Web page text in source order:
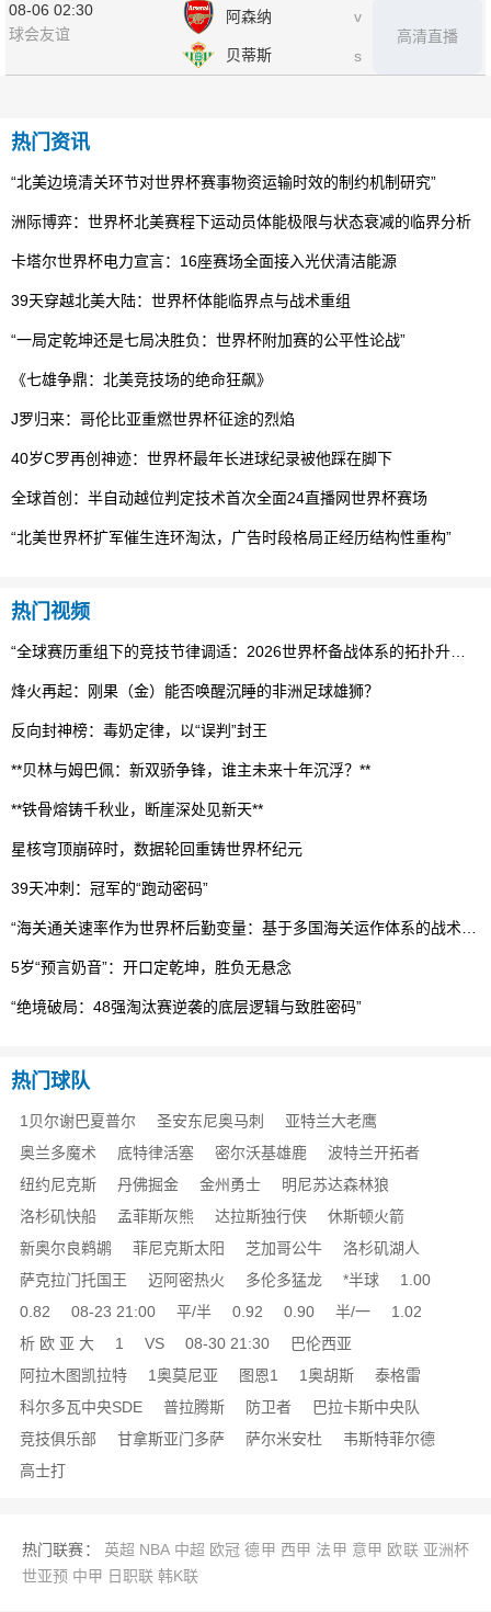
08-06 02:30
球会友谊
阿森纳
贝蒂斯
v
s
高清直播
热门资讯
“北美边境清关环节对世界杯赛事物资运输时效的制约机制研究”
洲际博弈：世界杯北美赛程下运动员体能极限与状态衰减的临界分析
卡塔尔世界杯电力宣言：16座赛场全面接入光伏清洁能源
39天穿越北美大陆：世界杯体能临界点与战术重组
“一局定乾坤还是七局决胜负：世界杯附加赛的公平性论战”
《七雄争鼎：北美竞技场的绝命狂飙》
J罗归来：哥伦比亚重燃世界杯征途的烈焰
40岁C罗再创神迹：世界杯最年长进球纪录被他踩在脚下
全球首创：半自动越位判定技术首次全面24直播网世界杯赛场
“北美世界杯扩军催生连环淘汰，广告时段格局正经历结构性重构”
热门视频
烽火再起：刚果（金）能否唤醒沉睡的非洲足球雄狮？
反向封神榜：毒奶定律，以“误判”封王
**贝林与姆巴佩：新双骄争锋，谁主未来十年沉浮？**
**铁骨熔铸千秋业，断崖深处见新天**
星核穹顶崩碎时，数据轮回重铸世界杯纪元
39天冲刺：冠军的“跑动密码”
5岁“预言奶音”：开口定乾坤，胜负无悬念
“绝境破局：48强淘汰赛逆袭的底层逻辑与致胜密码”
热门球队
1贝尔谢巴夏普尔 圣安东尼奥马刺
亚特兰大老鹰
奥兰多魔术
底特律活塞 密尔沃基雄鹿
波特兰开拓者
纽约尼克斯
丹佛掘金 金州勇士
明尼苏达森林狼
洛杉矶快船
孟菲斯灰熊 达拉斯独行侠
休斯顿火箭
新奥尔良鹈鹕
菲尼克斯太阳 芝加哥公牛
洛杉矶湖人
萨克拉门托国王
迈阿密热火 多伦多猛龙 *半球
1.00
0.82
08-23 21:00 平/半 0.92 0.90 半/一
1.02
析 欧 亚 大
1 VS 08-30 21:30
巴伦西亚
阿拉木图凯拉特
1奥莫尼亚 图恩1 1奥胡斯
泰格雷
科尔多瓦中央SDE
普拉腾斯 防卫者
巴拉卡斯中央队
竞技俱乐部
甘拿斯亚门多萨 萨尔米安杜
韦斯特菲尔德
高士打
热门联赛： 英超 NBA 中超 欧冠 德甲 西甲 法甲 意甲 欧联 亚洲杯
世亚预 中甲 日职联 韩K联